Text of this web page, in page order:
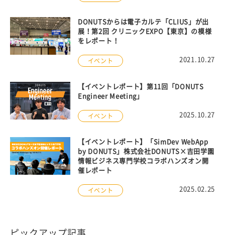
イベント 2021.10.27
DONUTSからは電子カルテ「CLIUS」が出
展！第2回 クリニックEXPO【東京】の模様
をレポート！
イベント 2025.10.27
【イベントレポート】第11回「DONUTS
Engineer Meeting」
イベント 2025.02.25
【イベントレポート】「SimDev WebApp
by DONUTS」株式会社DONUTS×吉田学園
情報ビジネス専門学校コラボハンズオン開
催レポート
ピックアップ記事